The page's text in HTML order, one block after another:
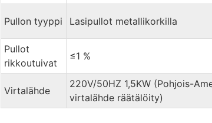
Pullon tyyppi Lasipullot metallikorkilla
Pullot
rikkoutuivat
≤1 %
Virtalähde
220V/50HZ 1,5KW (Pohjois-
virtalähde räätälöity)